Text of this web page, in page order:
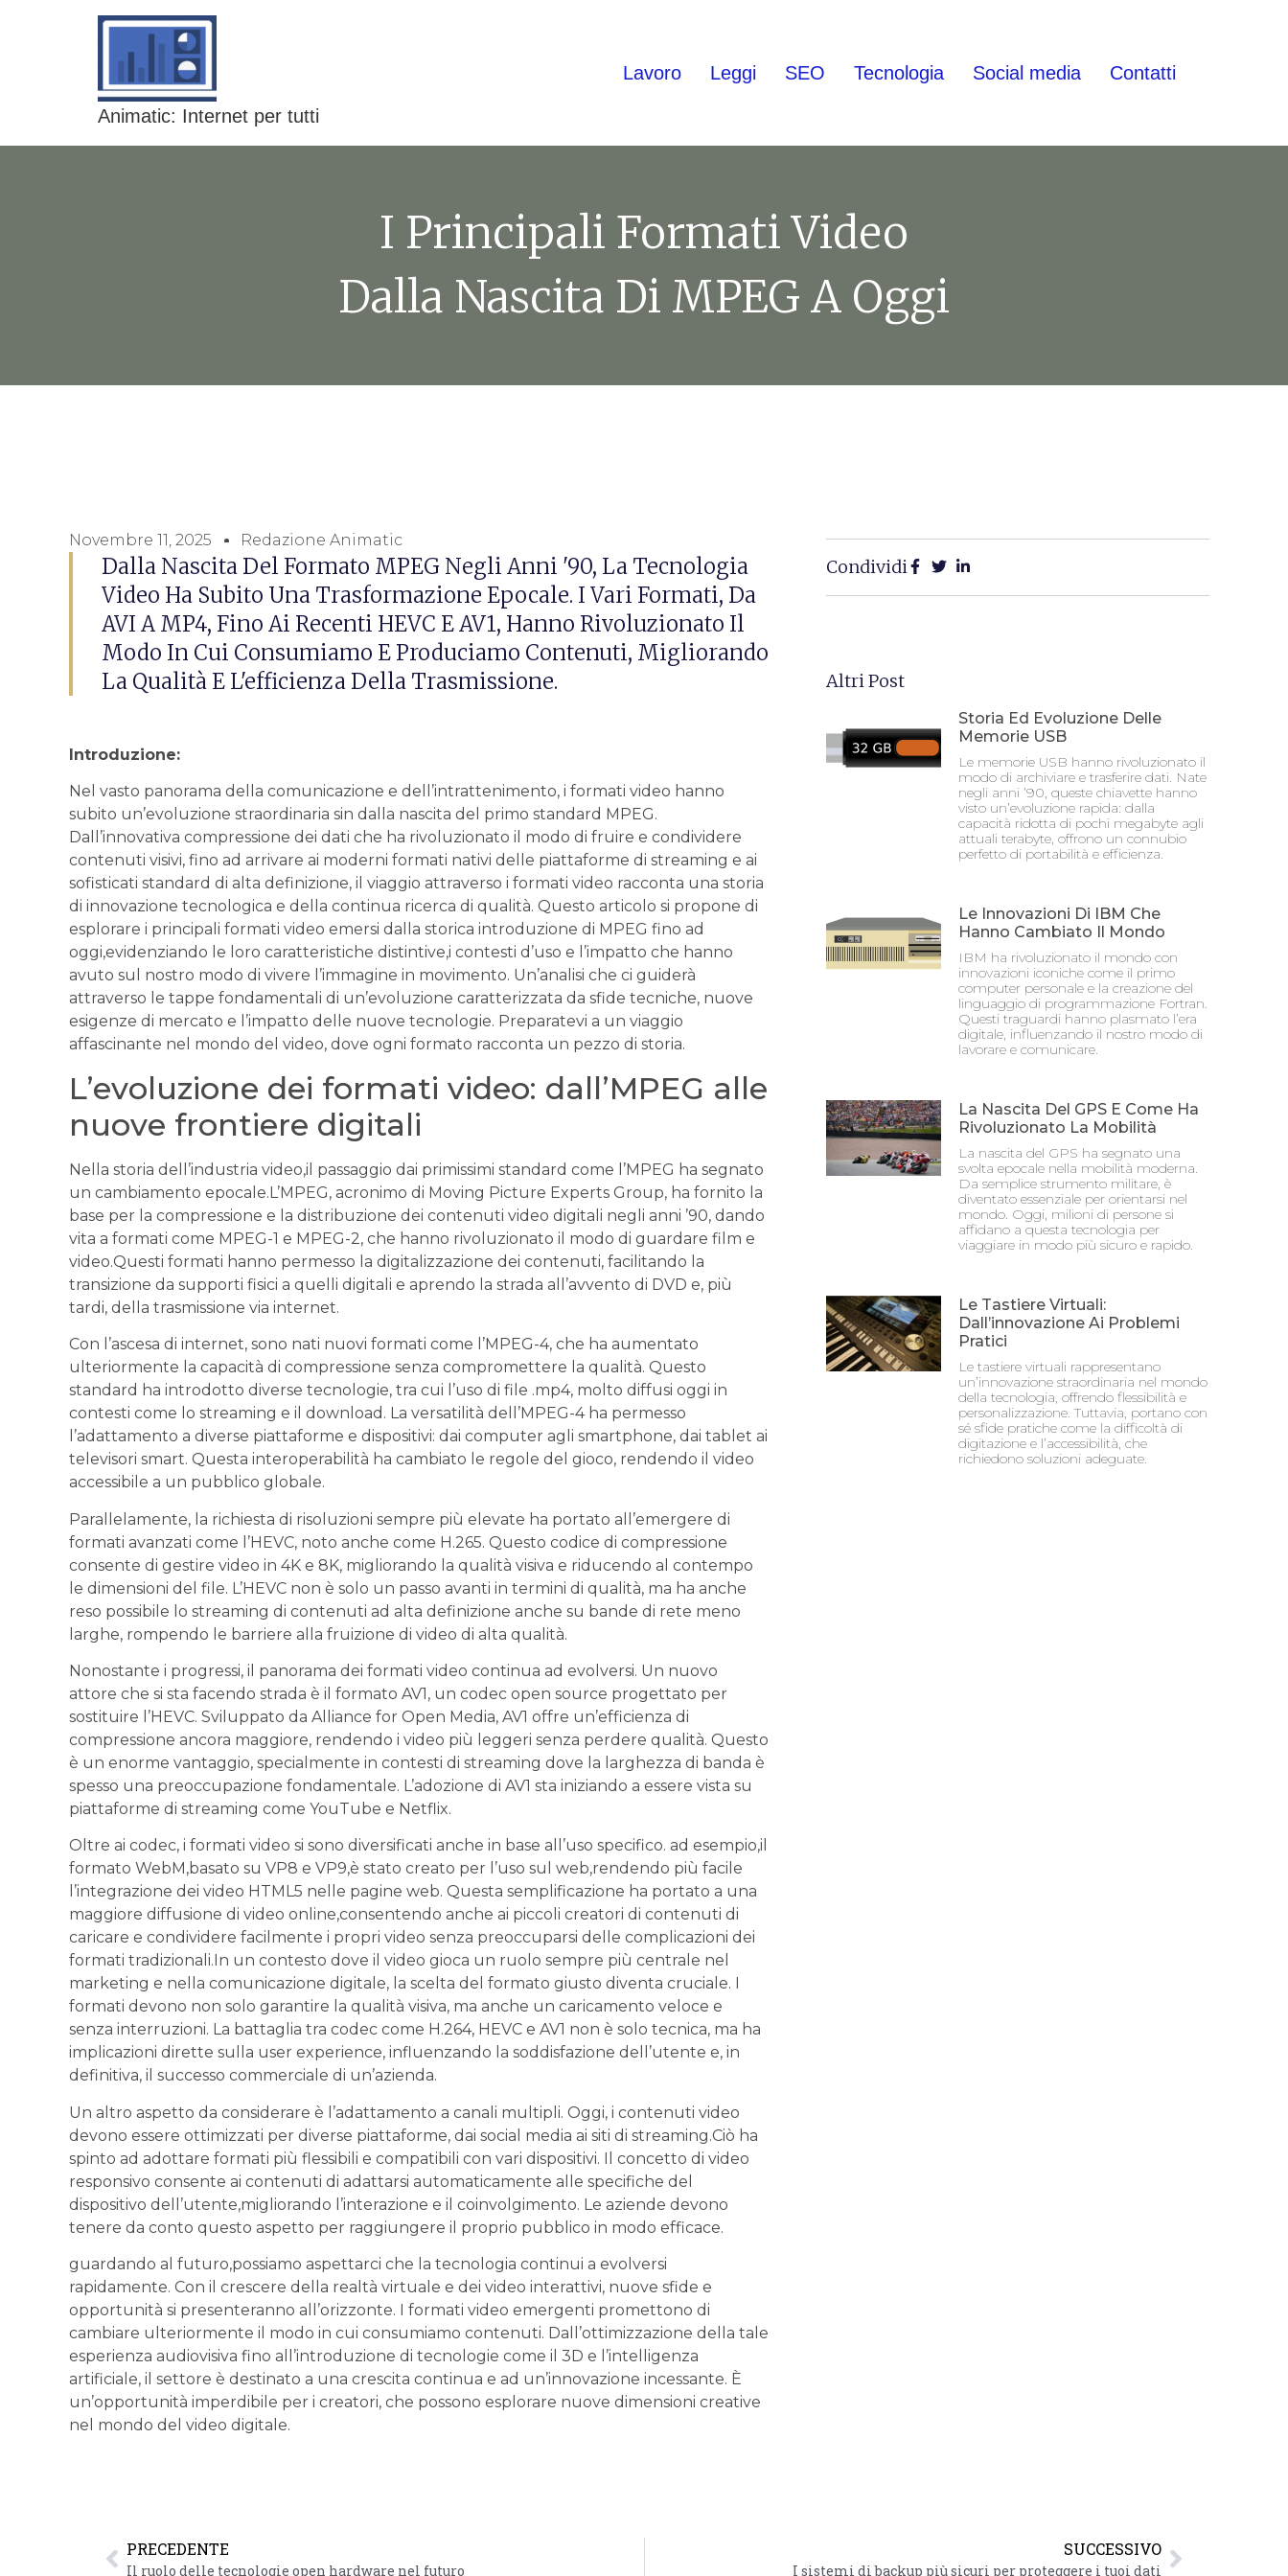
Animatic: Internet per tutti
Lavoro Leggi SEO Tecnologia Social media Contatti
I Principali Formati Video
Dalla Nascita Di MPEG A Oggi
Novembre 11, 2025 Redazione Animatic
Dalla Nascita Del Formato MPEG Negli Anni '90, La Tecnologia
Video Ha Subito Una Trasformazione Epocale. I Vari Formati, Da
AVI A MP4, Fino Ai Recenti HEVC E AV1, Hanno Rivoluzionato Il
Modo In Cui Consumiamo E Produciamo Contenuti, Migliorando
La Qualità E L'efficienza Della Trasmissione.
Introduzione:
Nel vasto panorama della comunicazione e dell’intrattenimento, i formati video hanno
subito ⁤un’evoluzione straordinaria sin dalla nascita‌ del primo standard MPEG.
Dall’innovativa compressione ⁣dei dati che‌ ha rivoluzionato il modo di fruire e​ condividere
contenuti ⁣visivi, fino‌ ad arrivare ai ​moderni formati nativi delle piattaforme di streaming⁢ e ai
sofisticati standard di alta​ definizione, ⁣il viaggio attraverso i formati video racconta una storia
di innovazione tecnologica e della continua ⁤ricerca di qualità. Questo articolo‌ si propone di
esplorare i principali formati⁣ video‍ emersi dalla storica introduzione di MPEG fino⁤ ad
oggi,evidenziando le loro caratteristiche distintive,i contesti​ d’uso‌ e l’impatto che⁣ hanno
⁣avuto sul⁤ nostro modo di vivere l’immagine ​in movimento. Un’analisi che ci guiderà
attraverso le tappe⁤ fondamentali⁤ di ⁤un’evoluzione⁤ caratterizzata da sfide tecniche, nuove
esigenze di mercato e l’impatto⁤ delle nuove tecnologie. Preparatevi a un viaggio
affascinante​ nel mondo del video, dove ogni ⁣formato racconta ⁣un pezzo di storia.
L’evoluzione dei formati video: ‍dall’MPEG alle
nuove frontiere digitali
Nella storia dell’industria video,il passaggio dai primissimi standard come l’MPEG ha segnato
un cambiamento epocale.L’MPEG, ‍acronimo ⁢di Moving‌ Picture Experts Group,‌ ha fornito la
base per la compressione e la‌ distribuzione dei contenuti video digitali negli anni ’90, dando
vita ‍a formati come MPEG-1 e MPEG-2, ⁣che‌ hanno rivoluzionato il modo di guardare film⁤ e​
video.Questi formati‌ hanno permesso la⁢ digitalizzazione dei contenuti, facilitando la
transizione da supporti fisici a quelli digitali e aprendo la strada all’avvento di DVD e, più
tardi, della trasmissione via internet.
Con ⁣l’ascesa di internet, sono nati nuovi formati come l’MPEG-4, che ha aumentato
ulteriormente ⁤la capacità di compressione senza compromettere la⁤ qualità. Questo
standard ha introdotto diverse tecnologie, tra cui l’uso di file⁢ .mp4, molto diffusi oggi in
contesti come ‌lo streaming e il download. La versatilità dell’MPEG-4⁢ ha permesso
l’adattamento a diverse piattaforme e dispositivi: dai computer agli smartphone, dai tablet ai
televisori smart. ⁣Questa interoperabilità ha cambiato le regole del gioco,⁢ rendendo il​ video‌
accessibile a un pubblico globale.
Parallelamente, la richiesta di risoluzioni sempre più‌ elevate⁢ ha portato ‍all’emergere di
formati avanzati come l’HEVC,​ noto anche ⁢come H.265. Questo codice di compressione
consente di gestire‌ video in 4K e 8K, migliorando la qualità⁤ visiva e riducendo ​al contempo
le dimensioni del ⁤file. L’HEVC non è solo un‍ passo avanti in termini di qualità, ma ha anche
reso possibile lo streaming di contenuti ad alta definizione anche ⁢su bande di⁣ rete meno
larghe, rompendo ‍le ⁣barriere alla‌ fruizione di video di alta qualità.
Nonostante i progressi, il panorama dei⁣ formati video continua ad evolversi.‍ Un nuovo
attore che si sta facendo strada ⁣è ⁢il formato AV1, un codec open source progettato per
sostituire l’HEVC. Sviluppato da Alliance for Open Media, AV1 offre‌ un’efficienza di
compressione⁤ ancora maggiore,⁤ rendendo i video più leggeri senza perdere qualità. Questo
è un enorme ​vantaggio, specialmente in contesti di streaming dove la larghezza di banda è
spesso una preoccupazione fondamentale. L’adozione di‍ AV1 sta iniziando a essere vista su
piattaforme di⁤ streaming come‌ YouTube e Netflix.
Oltre ai codec, i formati video ‍si sono diversificati‍ anche in base all’uso⁣ specifico. ⁤ad esempio,il
formato WebM,basato su⁣ VP8 e VP9,è stato creato per l’uso sul web,rendendo più facile‍
l’integrazione dei video⁣ HTML5 nelle pagine web. Questa semplificazione ha portato a una‌
maggiore diffusione di video online,consentendo anche ai piccoli creatori di‌ contenuti di
caricare​ e condividere facilmente i propri video senza preoccuparsi delle​ complicazioni ⁣dei
formati tradizionali.In​ un contesto dove il video gioca un ruolo⁢ sempre più centrale nel
marketing e nella comunicazione digitale, la scelta del ​formato giusto diventa cruciale. ‌I
formati devono non ⁣solo garantire la qualità visiva, ma anche un caricamento ‌veloce e⁣
senza⁢ interruzioni. La battaglia tra codec come H.264, HEVC e AV1⁤ non è solo tecnica, ma ha
implicazioni ⁢dirette sulla user experience, ‍influenzando la⁢ soddisfazione dell’utente​ e, in
definitiva, il successo commerciale di ​un’azienda.
Un altro aspetto da considerare è l’adattamento a canali multipli. Oggi, i contenuti video
devono essere ottimizzati ⁣per diverse piattaforme, dai social media ​ai siti di streaming.Ciò ha⁤
spinto ad adottare formati più flessibili ‍e compatibili con vari dispositivi. ⁤Il concetto di video
responsivo consente ai contenuti di adattarsi automaticamente alle specifiche del
dispositivo dell’utente,migliorando l’interazione e il coinvolgimento. Le aziende devono
tenere da conto questo aspetto per raggiungere ⁤il proprio pubblico in ‌modo efficace.
guardando al futuro,possiamo aspettarci che la tecnologia continui a evolversi⁣
rapidamente.‌ Con il crescere della realtà virtuale e dei video interattivi, nuove sfide e
opportunità si ⁤presenteranno all’orizzonte. I formati video emergenti promettono di⁤
cambiare‌ ulteriormente il modo in cui consumiamo contenuti. Dall’ottimizzazione della tale
esperienza audiovisiva fino all’introduzione di tecnologie come il 3D e l’intelligenza
artificiale, il settore è destinato a una crescita continua e ad un’innovazione incessante. È
un’opportunità imperdibile per i creatori, che possono esplorare nuove dimensioni creative
nel mondo del video digitale.
Condividi
Altri Post
Storia Ed Evoluzione Delle
Memorie USB
Le memorie USB hanno rivoluzionato il
modo di archiviare e trasferire dati. Nate
negli anni ’90, queste chiavette hanno
visto un’evoluzione rapida: dalla
capacità ridotta di pochi megabyte agli
attuali terabyte, offrono un connubio
perfetto di portabilità e efficienza.
Le Innovazioni Di IBM Che
Hanno Cambiato Il Mondo
IBM ha rivoluzionato il mondo con
innovazioni iconiche come il primo
computer personale e la creazione del
linguaggio di programmazione Fortran.
Questi traguardi hanno plasmato l’era
digitale, influenzando il nostro modo di
lavorare e comunicare.
La Nascita Del GPS E Come Ha
Rivoluzionato La Mobilità
La nascita del GPS ha segnato una
svolta epocale nella mobilità moderna.
Da semplice strumento militare, è
diventato essenziale per orientarsi nel
mondo. Oggi, milioni di persone si
affidano a questa tecnologia per
viaggiare in modo più sicuro e rapido.
Le Tastiere Virtuali:
Dall’innovazione Ai Problemi
Pratici
Le tastiere virtuali rappresentano
un’innovazione straordinaria nel mondo
della tecnologia, offrendo flessibilità e
personalizzazione. Tuttavia, portano con
sé sfide pratiche come la difficoltà di
digitazione e l’accessibilità, che
richiedono soluzioni adeguate.
PRECEDENTE
Il ruolo delle tecnologie open hardware nel futuro
SUCCESSIVO
I sistemi di backup più sicuri per proteggere i tuoi dati